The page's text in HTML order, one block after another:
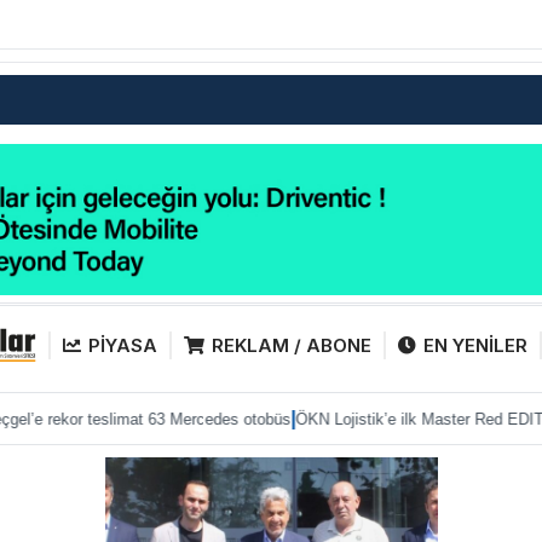
PİYASA REKLAM / ABONE EN YENİLER
63 Mercedes otobüs|ÖKN Lojistik’e ilk Master Red EDITION |